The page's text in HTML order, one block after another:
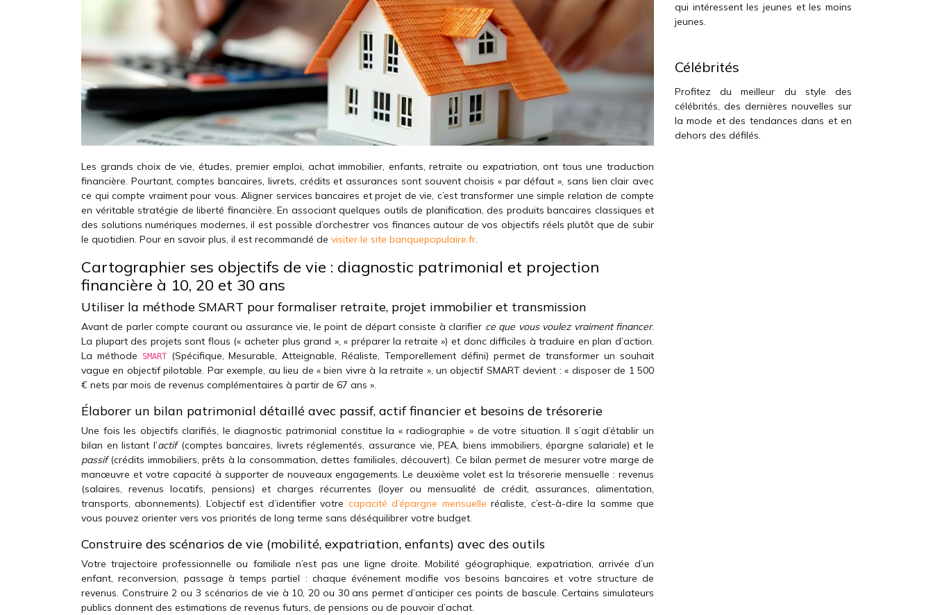
Les grands choix de vie, études, premier emploi, achat immobilier, enfants, retraite ou expatriation, ont tous une traduction
financière. Pourtant, comptes bancaires, livrets, crédits et assurances sont souvent choisis « par défaut », sans lien clair avec
ce qui compte vraiment pour vous. Aligner services bancaires et projet de vie, c’est transformer une simple relation de compte
en véritable stratégie de liberté financière. En associant quelques outils de planification, des produits bancaires classiques et
des solutions numériques modernes, il est possible d’orchestrer vos finances autour de vos objectifs réels plutôt que de subir
le quotidien. Pour en savoir plus, il est recommandé de visiter le site banquepopulaire.fr.
Cartographier ses objectifs de vie : diagnostic patrimonial et projection
financière à 10, 20 et 30 ans
Utiliser la méthode SMART pour formaliser retraite, projet immobilier et transmission
Avant de parler compte courant ou assurance vie, le point de départ consiste à clarifier ce que vous voulez vraiment financer.
La plupart des projets sont flous (« acheter plus grand », « préparer la retraite ») et donc difficiles à traduire en plan d’action.
La méthode SMART(Spécifique, Mesurable, Atteignable, Réaliste, Temporellement défini) permet de transformer un souhait
vague en objectif pilotable. Par exemple, au lieu de « bien vivre à la retraite », un objectif SMART devient : « disposer de 1 500
€ nets par mois de revenus complémentaires à partir de 67 ans ».
Élaborer un bilan patrimonial détaillé avec passif, actif financier et besoins de trésorerie
Une fois les objectifs clarifiés, le diagnostic patrimonial constitue la « radiographie » de votre situation. Il s’agit d’établir un
bilan en listant l’actif(comptes bancaires, livrets réglementés, assurance vie, PEA, biens immobiliers, épargne salariale) et le
passif(crédits immobiliers, prêts à la consommation, dettes familiales, découvert). Ce bilan permet de mesurer votre marge de
manœuvre et votre capacité à supporter de nouveaux engagements. Le deuxième volet est la trésorerie mensuelle : revenus
(salaires, revenus locatifs, pensions) et charges récurrentes (loyer ou mensualité de crédit, assurances, alimentation,
transports, abonnements). L’objectif est d’identifier votre capacité d’épargne mensuelle réaliste, c’est-à-dire la somme que
vous pouvez orienter vers vos priorités de long terme sans déséquilibrer votre budget.
Construire des scénarios de vie (mobilité, expatriation, enfants) avec des outils
Votre trajectoire professionnelle ou familiale n’est pas une ligne droite. Mobilité géographique, expatriation, arrivée d’un
enfant, reconversion, passage à temps partiel : chaque événement modifie vos besoins bancaires et votre structure de
revenus. Construire 2 ou 3 scénarios de vie à 10, 20 ou 30 ans permet d’anticiper ces points de bascule. Certains simulateurs
publics donnent des estimations de revenus futurs, de pensions ou de pouvoir d’achat.
qui intéressent les jeunes et les moins
jeunes.
Célébrités
Profitez du meilleur du style des
célébrités, des dernières nouvelles sur
la mode et des tendances dans et en
dehors des défilés.